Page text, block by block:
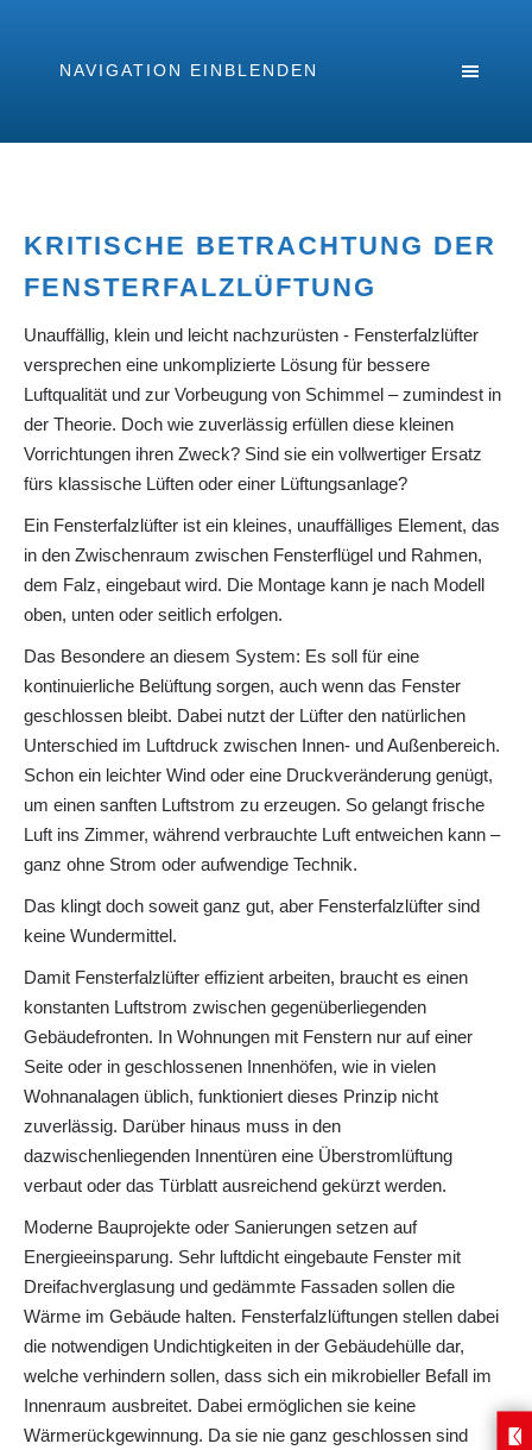
NAVIGATION EINBLENDEN
KRITISCHE BETRACHTUNG DER
FENSTERFALZLÜFTUNG
Unauffällig, klein und leicht nachzurüsten - Fensterfalzlüfter
versprechen eine unkomplizierte Lösung für bessere
Luftqualität und zur Vorbeugung von Schimmel – zumindest in
der Theorie. Doch wie zuverlässig erfüllen diese kleinen
Vorrichtungen ihren Zweck? Sind sie ein vollwertiger Ersatz
fürs klassische Lüften oder einer Lüftungsanlage?
Ein Fensterfalzlüfter ist ein kleines, unauffälliges Element, das
in den Zwischenraum zwischen Fensterflügel und Rahmen,
dem Falz, eingebaut wird. Die Montage kann je nach Modell
oben, unten oder seitlich erfolgen.
Das Besondere an diesem System: Es soll für eine
kontinuierliche Belüftung sorgen, auch wenn das Fenster
geschlossen bleibt. Dabei nutzt der Lüfter den natürlichen
Unterschied im Luftdruck zwischen Innen- und Außenbereich.
Schon ein leichter Wind oder eine Druckveränderung genügt,
um einen sanften Luftstrom zu erzeugen. So gelangt frische
Luft ins Zimmer, während verbrauchte Luft entweichen kann –
ganz ohne Strom oder aufwendige Technik.
Das klingt doch soweit ganz gut, aber Fensterfalzlüfter sind
keine Wundermittel.
Damit Fensterfalzlüfter effizient arbeiten, braucht es einen
konstanten Luftstrom zwischen gegenüberliegenden
Gebäudefronten. In Wohnungen mit Fenstern nur auf einer
Seite oder in geschlossenen Innenhöfen, wie in vielen
Wohnanalagen üblich, funktioniert dieses Prinzip nicht
zuverlässig. Darüber hinaus muss in den
dazwischenliegenden Innentüren eine Überstromlüftung
verbaut oder das Türblatt ausreichend gekürzt werden.
Moderne Bauprojekte oder Sanierungen setzen auf
Energieeinsparung. Sehr luftdicht eingebaute Fenster mit
Dreifachverglasung und gedämmte Fassaden sollen die
Wärme im Gebäude halten. Fensterfalzlüftungen stellen dabei
die notwendigen Undichtigkeiten in der Gebäudehülle dar,
welche verhindern sollen, dass sich ein mikrobieller Befall im
Innenraum ausbreitet. Dabei ermöglichen sie keine
Wärmerückgewinnung. Da sie nie ganz geschlossen sind